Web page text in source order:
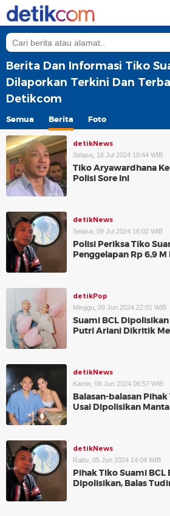
Berita Dan Informasi Tiko
Dilaporkan Terkini Dan
Detikcom
Semua Berita Foto
detikNews
Selasa, 16 Jul 2024 10:44 WIB
Tiko Aryawardhana
Polisi Sore Ini
detikNews
Selasa, 09 Jul 2024 16:02 WIB
Polisi Periksa Tiko
Penggelapan Rp 6,9 M
detikPop
Minggu, 09 Jun 2024 22:01 WIB
Suami BCL Dipolisikan
Putri Ariani Dikritik
detikNews
Kamis, 06 Jun 2024 06:57 WIB
Balasan-balasan
Usai Dipolisikan
detikNews
Rabu, 05 Jun 2024 14:04 WIB
Pihak Tiko Suami BCL
Dipolisikan, Balas